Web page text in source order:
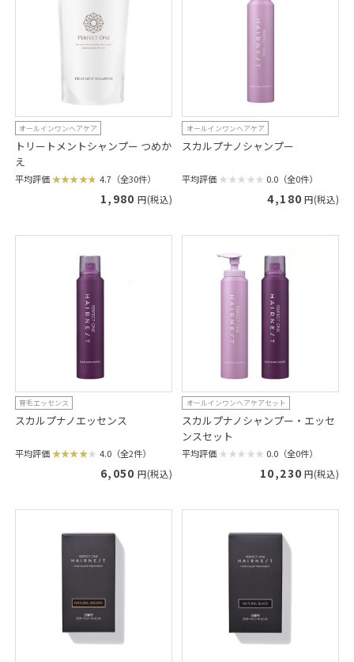
オールインワンヘアケア
トリートメントシャンプー つめか
え
平均評価 4.7（全30件）
1,980 円(税込)
オールインワンヘアケア
スカルプナノシャンプー
平均評価 0.0（全0件）
4,180 円(税込)
育毛エッセンス
スカルプナノエッセンス
平均評価 4.0（全2件）
6,050 円(税込)
オールインワンヘアケアセット
スカルプナノシャンプー・エッセ
ンスセット
平均評価 0.0（全0件）
10,230 円(税込)